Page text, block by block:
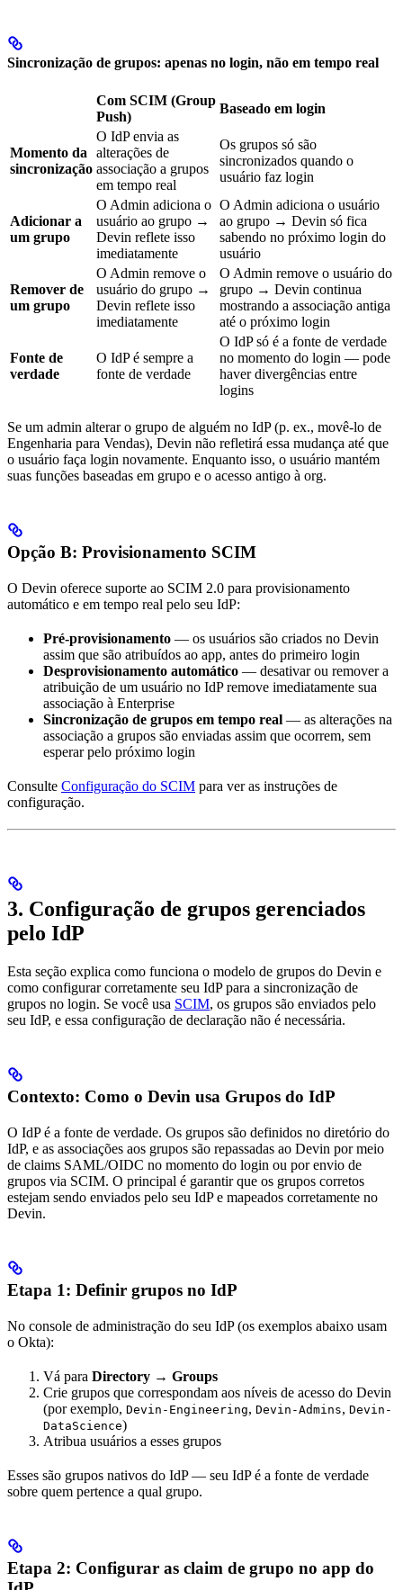
Sincronização de grupos: apenas no login, não em tempo real
Com SCIM (Group
Push)
Baseado em login
Momento da
sincronização
O IdP envia as
alterações de
associação a grupos
em tempo real
Os grupos só são
sincronizados quando o
usuário faz login
Adicionar a
um grupo
O Admin adiciona o
usuário ao grupo →
Devin reflete isso
imediatamente
O Admin adiciona o usuário
ao grupo → Devin só fica
sabendo no próximo login do
usuário
Remover de
um grupo
O Admin remove o
usuário do grupo →
Devin reflete isso
imediatamente
O Admin remove o usuário do
grupo → Devin continua
mostrando a associação antiga
até o próximo login
Fonte de
verdade
O IdP é sempre a
fonte de verdade
O IdP só é a fonte de verdade
no momento do login — pode
haver divergências entre
logins
Se um admin alterar o grupo de alguém no IdP (p. ex., movê-lo de
Engenharia para Vendas), Devin não refletirá essa mudança até que
o usuário faça login novamente. Enquanto isso, o usuário mantém
suas funções baseadas em grupo e o acesso antigo à org.
Opção B: Provisionamento SCIM
O Devin oferece suporte ao SCIM 2.0 para provisionamento
automático e em tempo real pelo seu IdP:
Pré-provisionamento — os usuários são criados no Devin
assim que são atribuídos ao app, antes do primeiro login
Desprovisionamento automático — desativar ou remover a
atribuição de um usuário no IdP remove imediatamente sua
associação à Enterprise
Sincronização de grupos em tempo real — as alterações na
associação a grupos são enviadas assim que ocorrem, sem
esperar pelo próximo login
Consulte Configuração do SCIM para ver as instruções de
configuração.
3. Configuração de grupos gerenciados
pelo IdP
Esta seção explica como funciona o modelo de grupos do Devin e
como configurar corretamente seu IdP para a sincronização de
grupos no login. Se você usa SCIM, os grupos são enviados pelo
seu IdP, e essa configuração de declaração não é necessária.
Contexto: Como o Devin usa Grupos do IdP
O IdP é a fonte de verdade. Os grupos são definidos no diretório do
IdP, e as associações aos grupos são repassadas ao Devin por meio
de claims SAML/OIDC no momento do login ou por envio de
grupos via SCIM. O principal é garantir que os grupos corretos
estejam sendo enviados pelo seu IdP e mapeados corretamente no
Devin.
Etapa 1: Definir grupos no IdP
No console de administração do seu IdP (os exemplos abaixo usam
o Okta):
Vá para Directory → Groups
Crie grupos que correspondam aos níveis de acesso do Devin
(por exemplo, Devin-Engineering, Devin-Admins, Devin-
DataScience)
Atribua usuários a esses grupos
Esses são grupos nativos do IdP — seu IdP é a fonte de verdade
sobre quem pertence a qual grupo.
Etapa 2: Configurar as claim de grupo no app do